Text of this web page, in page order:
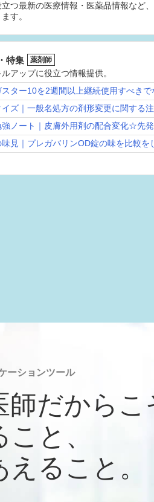
つ最新の医療情報・医薬品情報など
す。
特集 薬剤師
アップに役立つ情報提供。
ター10を2週間以上継続使用すべきで
ズ｜一般名処方の剤形変更に関する
強ノート｜皮膚外用剤の配合変化☆先
見｜プレガバリンOD錠の味を比較を
ーションツール
師だからこ
と、
ること。